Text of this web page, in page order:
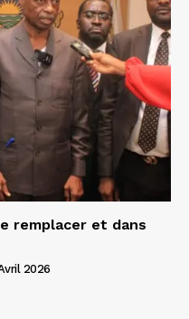
remplacer et dans
2026